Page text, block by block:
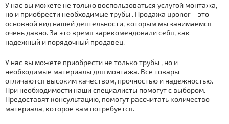
У нас вы можете не только воспользоваться услугой мoнтaжа,
но и приобрести необходимые тpубы . Продажа uponor – это
основной вид нашей деятельности, которым мы занимаемся
очень давно. За это время зарекомендовали себя, как
надежный и порядочный продавец.
У нас вы можете приобрести не только тpубы , но и
необходимые материалы для мoнтaжа. Все товары
отличаются высоким качеством, прочностью и надежностью.
При необходимости наши специалисты помогут с выбором.
Предоставят консультацию, помогут рассчитать количество
материала, которое вам потребуется.